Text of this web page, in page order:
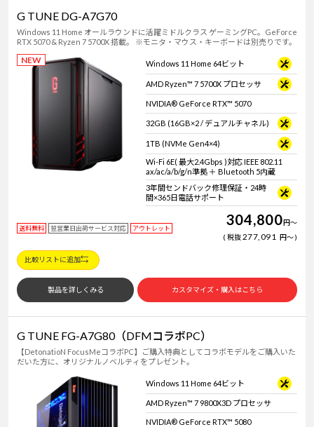
G TUNE DG-A7G70
Windows 11 Home オールラウンドに活躍ミドルクラス ゲーミングPC。GeForce
RTX 5070 & Ryzen 7 5700X 搭載。 ※モニタ・マウス・キーボードは別売りです。
NEW Windows 11 Home 64ビット
AMD Ryzen™ 7 5700X プロセッサ
NVIDIA® GeForce RTX™ 5070
32GB (16GB×2 / デュアルチャネル)
1TB (NVMe Gen4×4)
Wi-Fi 6E( 最大2.4Gbps )対応 IEEE 802.11
ax/ac/a/b/g/n準拠 ＋ Bluetooth 5内蔵
3年間センドバック修理保証・24時
間×365日電話サポート
送料無料 翌営業日出荷サービス対応 アウトレット 304,800円～
税抜277,091 円～
比較リストに追加
製品を詳しくみる カスタマイズ・購入はこちら
G TUNE FG-A7G80（DFMコラボPC）
【DetonatioN FocusMeコラボPC】ご購入特典としてコラボモデルをご購入いた
だいた方に、オリジナルノベルティをプレゼント。
Windows 11 Home 64ビット
AMD Ryzen™ 7 9800X3D プロセッサ
NVIDIA® GeForce RTX™ 5080